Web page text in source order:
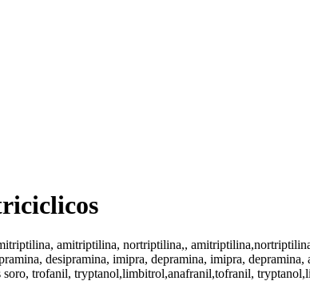
amitriptilina, nortriptilina,,
desipramina, imipra, depramina, imipra,
soro, trofanil, tryptanol,limbitrol,anafranil,tofranil,